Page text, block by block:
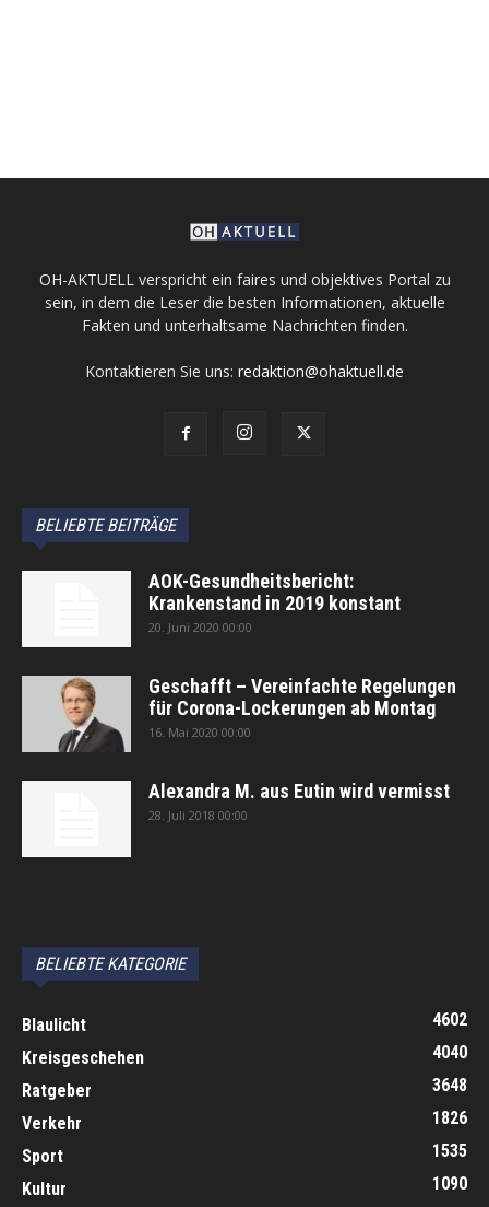
OH-AKTUELL verspricht ein faires und objektives Portal zu
sein, in dem die Leser die besten Informationen, aktuelle
Fakten und unterhaltsame Nachrichten finden.
Kontaktieren Sie uns: redaktion@ohaktuell.de
BELIEBTE BEITRÄGE
AOK-Gesundheitsbericht:
Krankenstand in 2019 konstant
20. Juni 2020 00:00
Geschafft – Vereinfachte Regelungen
für Corona-Lockerungen ab Montag
16. Mai 2020 00:00
Alexandra M. aus Eutin wird vermisst
28. Juli 2018 00:00
BELIEBTE KATEGORIE
Blaulicht
4602
Kreisgeschehen
4040
Ratgeber
3648
Verkehr
1826
Sport
1535
Kultur
1090